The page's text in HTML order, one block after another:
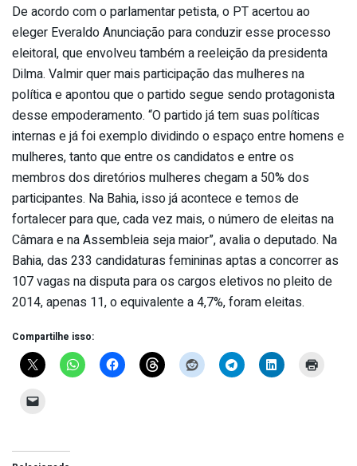
De acordo com o parlamentar petista, o PT acertou ao
eleger Everaldo Anunciação para conduzir esse processo
eleitoral, que envolveu também a reeleição da presidenta
Dilma. Valmir quer mais participação das mulheres na
política e apontou que o partido segue sendo protagonista
desse empoderamento. “O partido já tem suas políticas
internas e já foi exemplo dividindo o espaço entre homens e
mulheres, tanto que entre os candidatos e entre os
membros dos diretórios mulheres chegam a 50% dos
participantes. Na Bahia, isso já acontece e temos de
fortalecer para que, cada vez mais, o número de eleitas na
Câmara e na Assembleia seja maior”, avalia o deputado. Na
Bahia, das 233 candidaturas femininas aptas a concorrer as
107 vagas na disputa para os cargos eletivos no pleito de
2014, apenas 11, o equivalente a 4,7%, foram eleitas.
Compartilhe isso: